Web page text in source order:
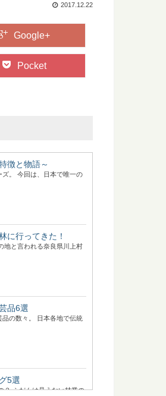
2017.12.22
Google+
Pocket
徴と物語～
。 今回は、日本で唯一の
に行ってきた！
地と言われる奈良県川上村
品6選
の数々。 日本各地で伝統
5選
？ ふだんは見えない林業の